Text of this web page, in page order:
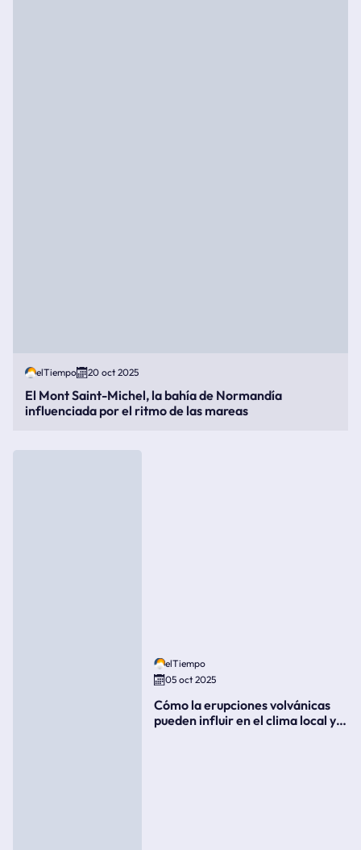
elTiempo 20 oct 2025
El Mont Saint-Michel, la bahía de Normandía
influenciada por el ritmo de las mareas
elTiempo
05 oct 2025
Cómo la erupciones volvánicas
pueden influir en el clima local y